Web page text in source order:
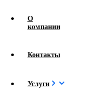
О
компании
Контакты
Услуги